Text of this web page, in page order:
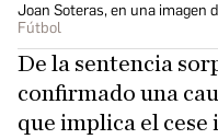
Joan Soteras, en una imagen
Fútbol
De la sentencia
confirmado una
que implica el cese